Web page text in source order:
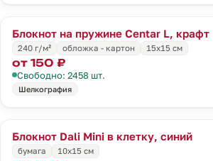
Блокнот на пружине Centar L, крафт
240 г/м²
обложка - картон 15х15 см
от 150 ₽
Свободно: 2458 шт.
Шелкография
Блокнот Dali Mini в клетку, синий
бумага
10х15 см